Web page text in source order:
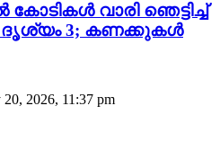
വാരി ഞെട്ടിച്ച്
ദൃശ്യം 3; കണക്കുകൾ
20, 2026, 11:37 pm